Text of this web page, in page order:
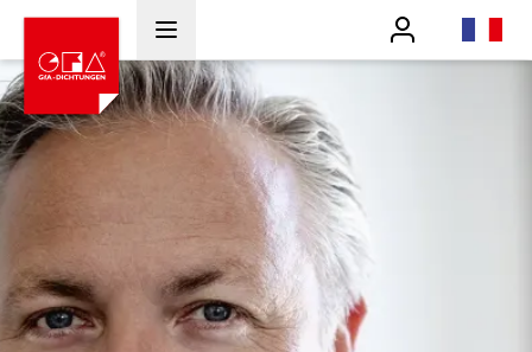
Benutzer
fr